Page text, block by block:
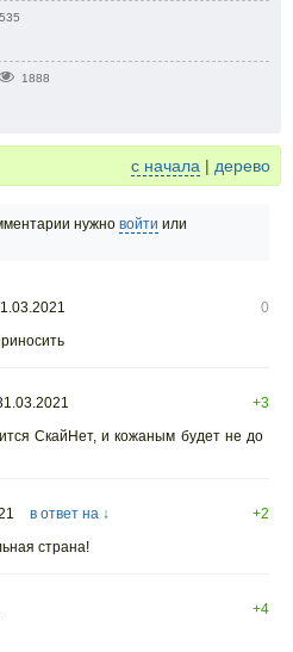
535
1888
с начала | дерево
нужно войти или
0
+3
СкайНет, и кожаным будет не до
в ответ на ↓
+2
страна!
+4